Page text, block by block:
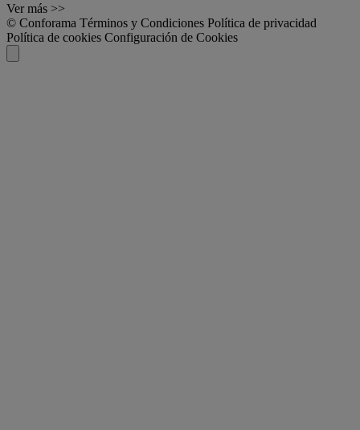
Ver más >>
© Conforama Términos y Condiciones Política de privacidad
Política de cookies Configuración de Cookies